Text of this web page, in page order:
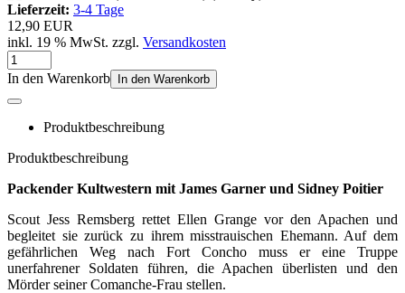
Lieferzeit: 3-4 Tage
12,90 EUR
inkl. 19 % MwSt. zzgl. Versandkosten
In den Warenkorb In den Warenkorb
Produktbeschreibung
Produktbeschreibung
Packender Kultwestern mit James Garner und Sidney Poitier
Scout Jess Remsberg rettet Ellen Grange vor den Apachen und
begleitet sie zurück zu ihrem misstrauischen Ehemann. Auf dem
gefährlichen Weg nach Fort Concho muss er eine Truppe
unerfahrener Soldaten führen, die Apachen überlisten und den
Mörder seiner Comanche-Frau stellen.